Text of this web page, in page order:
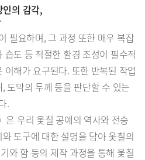
인의 감각,
필요하며, 그 과정 또한 매우 복잡
도 등 적절한 환경 조성이 필수적
해가 요구된다. 또한 반복된 작업
도막의 두께 등을 판단할 수 있는
.
은 우리 옻칠 공예의 역사와 전승
도구에 대한 설명을 담아 옻칠의
와 함 등의 제작 과정을 통해 옻칠